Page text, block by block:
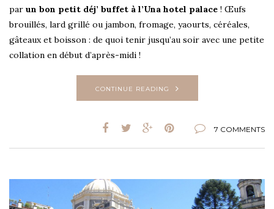
par un bon petit déj’ buffet à l’Una hotel palace ! Œufs
brouillés, lard grillé ou jambon, fromage, yaourts, céréales,
gâteaux et boisson : de quoi tenir jusqu’au soir avec une petite
collation en début d’après-midi !
CONTINUE READING
7 COMMENTS